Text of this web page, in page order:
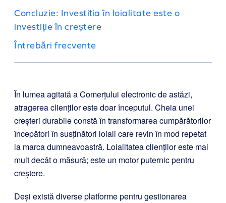
Concluzie: Investiția în loialitate este o
investiție în creștere
Întrebări frecvente
În lumea agitată a Comerțului electronic de astăzi,
atragerea clienților este doar începutul. Cheia unei
creșteri durabile constă în transformarea cumpărătorilor
începători în susținători loiali care revin în mod repetat
la marca dumneavoastră. Loialitatea clienților este mai
mult decât o măsură; este un motor puternic pentru
creștere.
Deși există diverse platforme pentru gestionarea